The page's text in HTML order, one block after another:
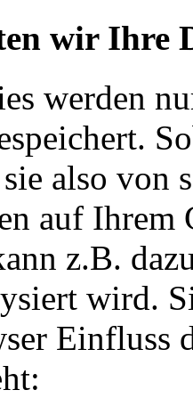
wir Ihre
werden
also von
auf Ihrem
z.B.
wird.
Einfluss